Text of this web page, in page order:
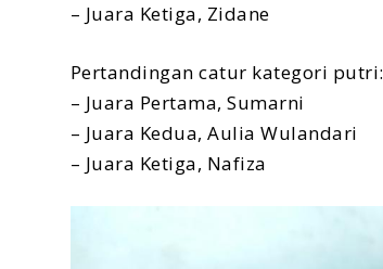
– Juara Ketiga, Zidane
Pertandingan catur kategori putri:
– Juara Pertama, Sumarni
– Juara Kedua, Aulia Wulandari
– Juara Ketiga, Nafiza